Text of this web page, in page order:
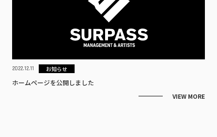
2022.12.11 お知らせ
ホームページを公開しました
VIEW MORE